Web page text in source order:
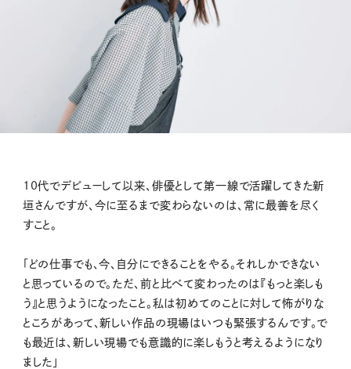
10代でデビューして以来、俳優として第一線で活躍してきた新
垣さんですが、今に至るまで変わらないのは、常に最善を尽く
すこと。
「どの仕事でも、今、自分にできることをやる。それしかできない
と思っているので。ただ、前と比べて変わったのは『もっと楽しも
う』と思うようになったこと。私は初めてのことに対して怖がりな
ところがあって、新しい作品の現場はいつも緊張するんです。で
も最近は、新しい現場でも意識的に楽しもうと考えるようになり
ました」